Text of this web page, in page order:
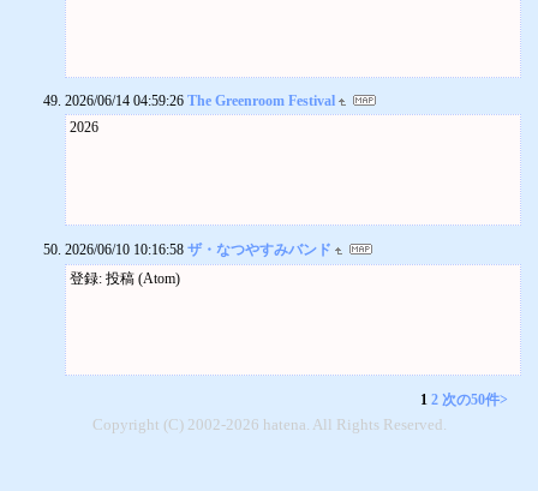
さいとうようこ(49) 会社員
残念ながら、僕もカセットテープの再生装置は持っていません。実
家に帰ればデッキがあると思うのですが、使えるかどうかは試して
ペクトしあえていると思います。もしかしたら時々、その枠にはま
った音楽的な素養をぶち壊したい、と薄々感じているかもしれませ
ん、お互い・・・。
自分は母親が声楽家だったこともあり、物心ついた頃にはピアノを
習っていました。聴音やソルフェージュが好きで、いま何の音が鳴
した。
姉(私)にピアノを、妹に筝を。聴音やソルフェージュは全然好きじゃ
なかったから、高口さん偉いなあ。ピアノはぜんぜん好きじゃなか
ったけど、そこそこ弾けたこともあっていつも伴奏者として期待さ
2026/06/14 04:59:26 The Greenroom Festival
2026
2026/06/10 10:16:58 ザ・なつやすみバンド
登録: 投稿 (Atom)
1 2 次の50件>
Copyright (C) 2002-2026 hatena. All Rights Reserved.